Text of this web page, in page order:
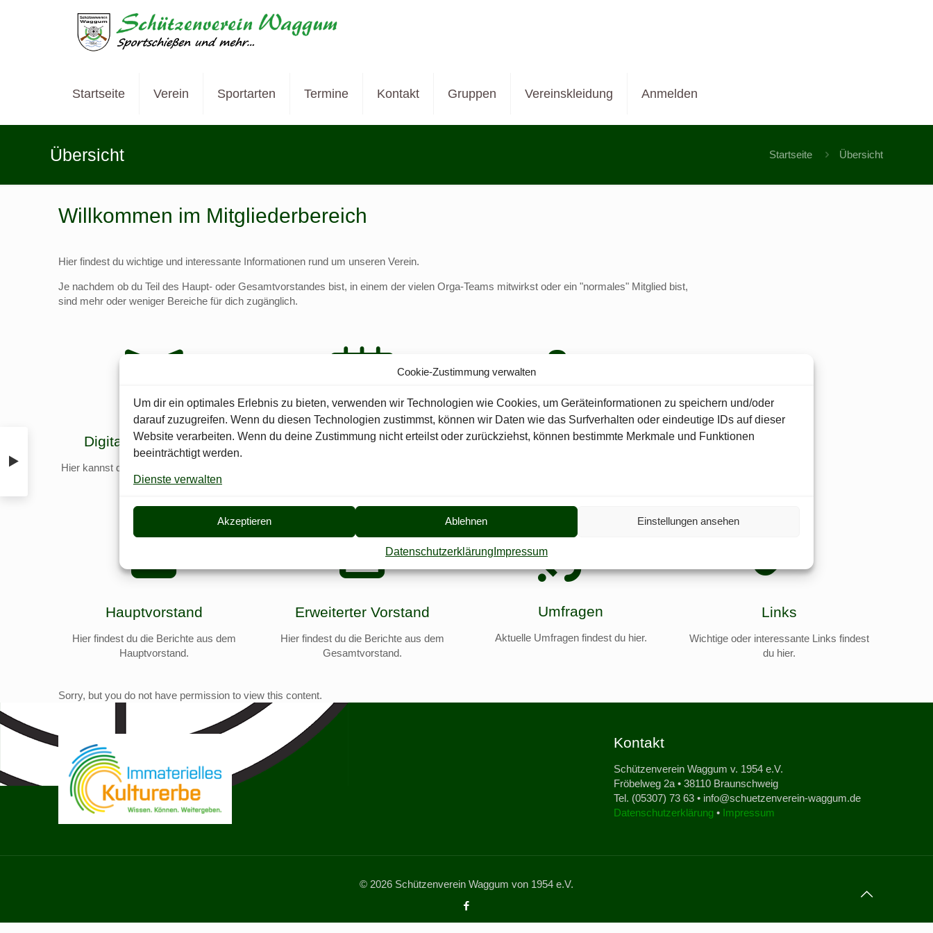
Cookie-Zustimmung verwalten
Um dir ein optimales Erlebnis zu bieten, verwenden wir Technologien wie Cookies, um Geräteinformationen zu speichern und/oder
darauf zuzugreifen. Wenn du diesen Technologien zustimmst, können wir Daten wie das Surfverhalten oder eindeutige IDs auf dieser
Website verarbeiten. Wenn du deine Zustimmung nicht erteilst oder zurückziehst, können bestimmte Merkmale und Funktionen
beeinträchtigt werden.
Dienste verwalten
Akzeptieren Ablehnen Einstellungen ansehen
Datenschutzerklärung Impressum
Startseite Verein Sportarten Termine Kontakt Gruppen Vereinskleidung Anmelden
Übersicht Startseite Übersicht
Willkommen im Mitgliederbereich
Hier findest du wichtige und interessante Informationen rund um unseren Verein.
Je nachdem ob du Teil des Haupt- oder Gesamtvorstandes bist, in einem der vielen Orga-Teams mitwirkst oder ein "normales" Mitglied bist,
sind mehr oder weniger Bereiche für dich zugänglich.
Digitales Schießbuch
Hier kannst du deine Trainingsergebnisse
protokollieren
Raumbelegung Mitglieder
Hauptvorstand
Hier findest du die Berichte aus dem
Hauptvorstand.
Erweiterter Vorstand
Hier findest du die Berichte aus dem
Gesamtvorstand.
Umfragen
Aktuelle Umfragen findest du hier.
Links
Wichtige oder interessante Links findest
du hier.
Sorry, but you do not have permission to view this content.
Kontakt
Schützenverein Waggum v. 1954 e.V.
Fröbelweg 2a • 38110 Braunschweig
Tel. (05307) 73 63 • info@schuetzenverein-waggum.de
Datenschutzerklärung• Impressum
© 2026 Schützenverein Waggum von 1954 e.V.